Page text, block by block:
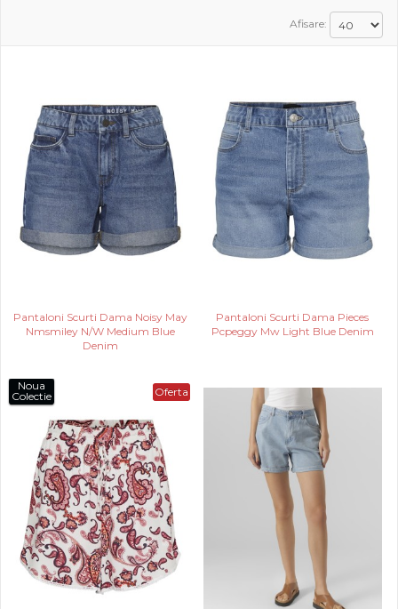
CONTACT
Afisare:
Pantaloni Scurti Dama Noisy May
Nmsmiley N/W Medium Blue
Denim
Pantaloni Scurti Dama Pieces
Pcpeggy Mw Light Blue Denim
Oferta
Noua
Colectie